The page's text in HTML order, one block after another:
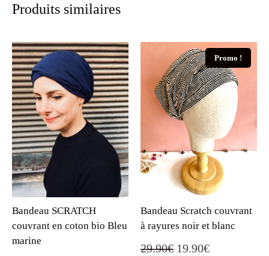
Produits similaires
Bandeau SCRATCH
couvrant en coton bio Bleu
marine
Promo !
Bandeau Scratch couvrant
à rayures noir et blanc
29.90€ Le
19.90€Le